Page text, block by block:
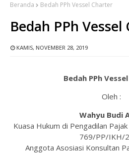
Beranda Bedah PPh Vessel Charter
Bedah PPh
KAMIS, NOVEMBER 28, 2019
Bedah PPh
Oleh :
Wahyu Budi
Kuasa Hukum di Pengadilan
769/PP/IKH/
Anggota Asosiasi Konsultan